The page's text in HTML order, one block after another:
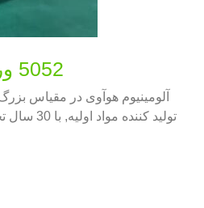
5052 ورقه ی آلومینیومی
تولید